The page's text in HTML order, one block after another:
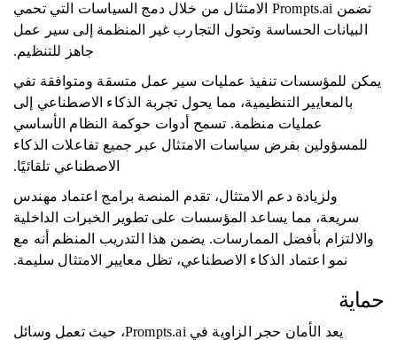
تضمن Prompts.ai الامتثال من خلال دمج السياسات التي تحمي
البيانات الحساسة وتحول التجارب غير المنظمة إلى سير عمل
جاهز للتنظيم.
يمكن للمؤسسات تنفيذ عمليات سير عمل متسقة ومتوافقة تفي
بالمعايير التنظيمية، مما يحول تجربة الذكاء الاصطناعي إلى
عمليات منظمة. تسمح أدوات حوكمة النظام الأساسي
للمسؤولين بفرض سياسات الامتثال عبر جميع تفاعلات الذكاء
الاصطناعي تلقائيًا.
ولزيادة دعم الامتثال، تقدم المنصة برامج اعتماد مهندس
سريعة، مما يساعد المؤسسات على تطوير الخبرات الداخلية
والالتزام بأفضل الممارسات. يضمن هذا التدريب المنظم أنه مع
نمو اعتماد الذكاء الاصطناعي، تظل معايير الامتثال سليمة.
حماية
يعد الأمان حجر الزاوية في Prompts.ai، حيث تعمل وسائل